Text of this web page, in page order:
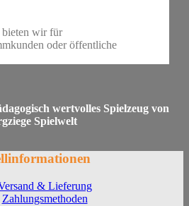
wir für
oder öffentliche
wertvolles Spielzeug von
Spielwelt
& Lieferung
Zahlungsmethoden